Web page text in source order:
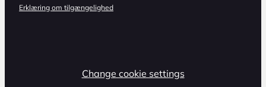
Erklæring om tilgængelighed
Change cookie settings